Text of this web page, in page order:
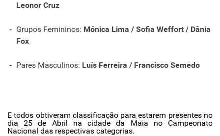
Leonor Cruz
Grupos Femininos: Mónica Lima / Sofia Weffort / Dânia
Fox
Pares Masculinos: Luís Ferreira / Francisco Semedo
E todos obtiveram classificação para estarem presentes no
dia 25 de Abril na cidade da Maia no Campeonato
Nacional das respectivas categorias.